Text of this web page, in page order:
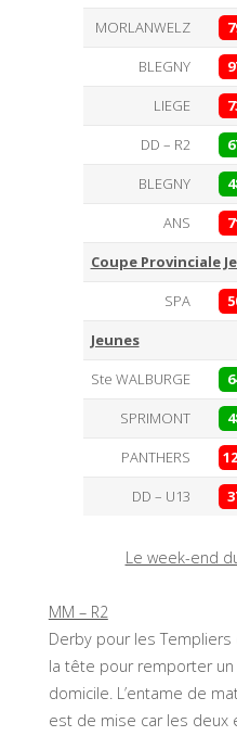
MORLANWELZ
BLEGNY
LIEGE
DD – R2
BLEGNY
ANS
Coupe Provinciale
SPA
Jeunes
Ste WALBURGE
SPRIMONT
PANTHERS
DD – U13
Le week-end
MM – R2
Derby pour les
la tête pour remporter un
domicile. L’entame de
est de mise car les deux